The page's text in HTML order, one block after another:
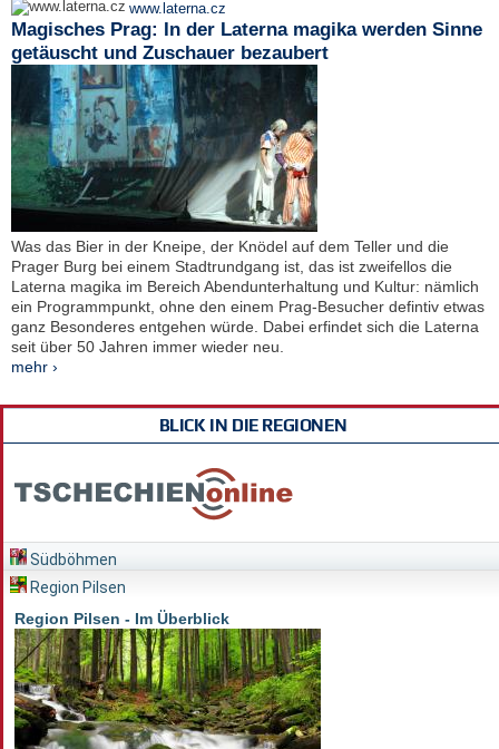
www.laterna.cz
Magisches Prag: In der Laterna magika werden Sinne
getäuscht und Zuschauer bezaubert
Was das Bier in der Kneipe, der Knödel auf dem Teller und die
Prager Burg bei einem Stadtrundgang ist, das ist zweifellos die
Laterna magika im Bereich Abendunterhaltung und Kultur: nämlich
ein Programmpunkt, ohne den einem Prag-Besucher defintiv etwas
ganz Besonderes entgehen würde. Dabei erfindet sich die Laterna
seit über 50 Jahren immer wieder neu.
mehr ›
BLICK IN DIE REGIONEN
Südböhmen
Region Pilsen
Region Pilsen - Im Überblick